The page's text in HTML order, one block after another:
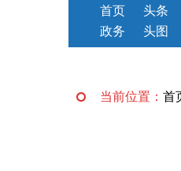
首页 头条
政务
头图
当前位置： 首